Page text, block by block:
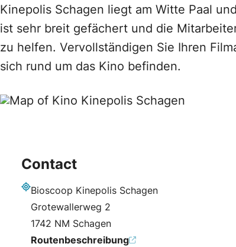
Kinepolis Schagen liegt am Witte Paal
ist sehr breit gefächert und die
zu helfen. Vervollständigen Sie Ihren
sich rund um das Kino befinden.
Contact
Bioscoop Kinepolis Schagen
Grotewallerweg 2
1742 NM Schagen
Routenbeschreibung